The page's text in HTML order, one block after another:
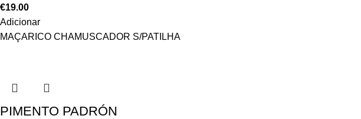
€19.00
Adicionar
MAÇARICO CHAMUSCADOR S/PATILHA
PIMENTO PADRÓN